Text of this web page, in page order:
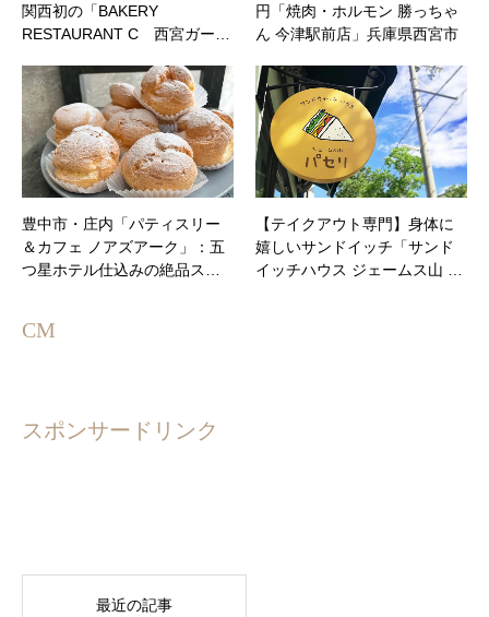
関西初の「BAKERY
RESTAURANT C 西宮ガー…
円「焼肉・ホルモン 勝っちゃ
ん 今津駅前店」兵庫県西宮市
豊中市・庄内「パティスリー
＆カフェ ノアズアーク」：五
つ星ホテル仕込みの絶品ス…
【テイクアウト専門】身体に
嬉しいサンドイッチ「サンド
イッチハウス ジェームス山 …
CM
スポンサードリンク
最近の記事